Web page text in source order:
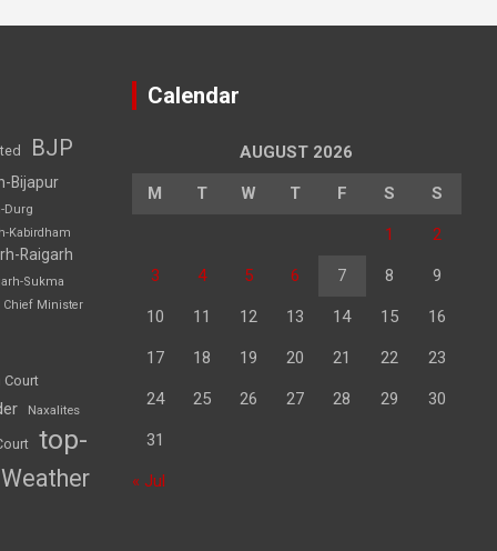
BJP
Bijapur
Durg
Kabirdham
Raigarh
Sukma
Chief Minister
Court
Naxalites
top-
Weather
Calendar
AUGUST 2026
M T W T F S S
1 2
3 4 5 6 7 8 9
10 11 12 13 14 15 16
17 18 19 20 21 22 23
24 25 26 27 28 29 30
31
« Jul